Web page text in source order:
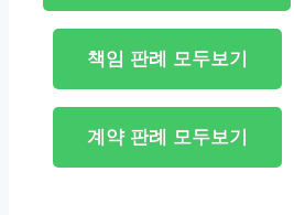
책임 판례 모두보기
계약 판례 모두보기